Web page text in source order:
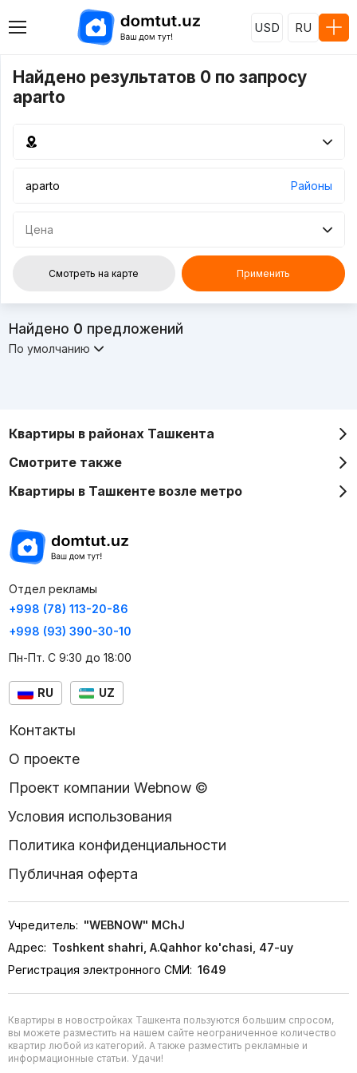
USD RU
Найдено результатов 0 по запросу
aparto
Районы
Цена
Смотреть на карте Применить
Найдено 0 предложений
По умолчанию
Квартиры в районах Ташкента
Смотрите также
Квартиры в Ташкенте возле метро
Отдел рекламы
+998 (78) 113-20-86
+998 (93) 390-30-10
Пн-Пт. С 9:30 до 18:00
RU UZ
Контакты
О проекте
Проект компании Webnow ©
Условия использования
Политика конфиденциальности
Публичная оферта
Учредитель: "WEBNOW" MChJ
Адрес: Toshkent shahri, A.Qahhor ko'chasi, 47-uy
Регистрация электронного СМИ: 1649
Квартиры в новостройках Ташкента пользуются большим спросом,
вы можете разместить на нашем сайте неограниченное количество
квартир любой из категорий. А также разместить рекламные и
информационные статьи. Удачи!